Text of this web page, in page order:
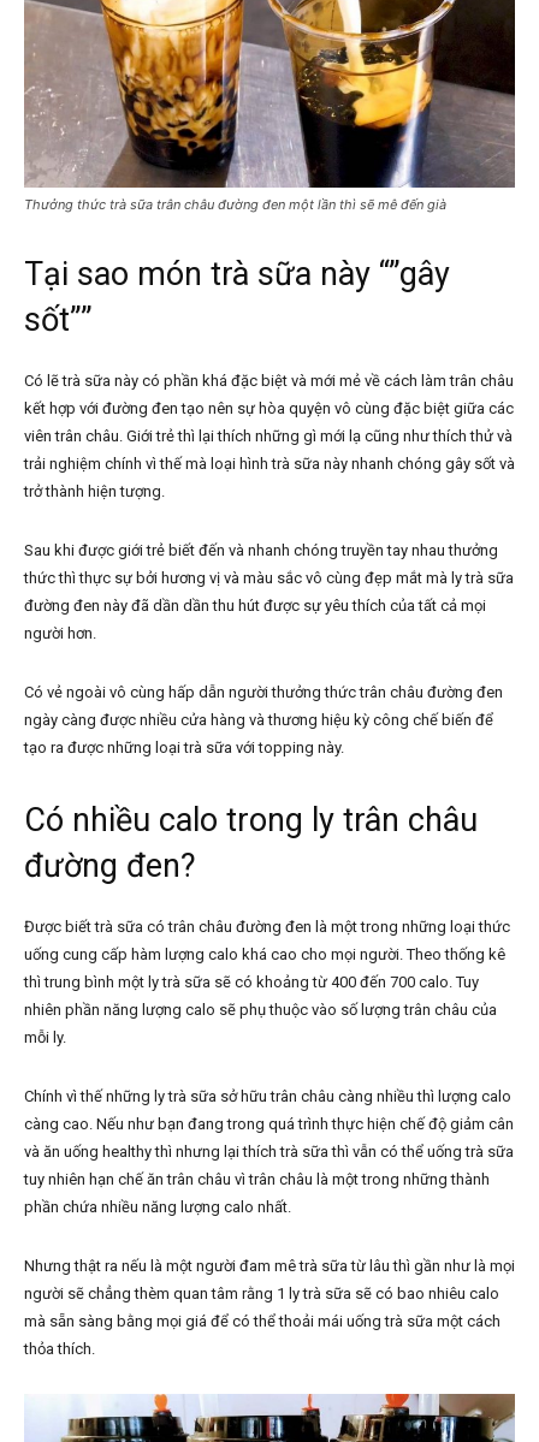
Thưởng thức trà sữa trân châu đường đen một lần thì sẽ mê đến già
Tại sao món trà sữa này “”gây
sốt””
Có lẽ trà sữa này có phần khá đặc biệt và mới mẻ về cách làm trân châu
kết hợp với đường đen tạo nên sự hòa quyện vô cùng đặc biệt giữa các
viên trân châu. Giới trẻ thì lại thích những gì mới lạ cũng như thích thử và
trải nghiệm chính vì thế mà loại hình trà sữa này nhanh chóng gây sốt và
trở thành hiện tượng.
Sau khi được giới trẻ biết đến và nhanh chóng truyền tay nhau thưởng
thức thì thực sự bởi hương vị và màu sắc vô cùng đẹp mắt mà ly trà sữa
đường đen này đã dần dần thu hút được sự yêu thích của tất cả mọi
người hơn.
Có vẻ ngoài vô cùng hấp dẫn người thưởng thức trân châu đường đen
ngày càng được nhiều cửa hàng và thương hiệu kỳ công chế biến để
tạo ra được những loại trà sữa với topping này.
Có nhiều calo trong ly trân châu
đường đen?
Được biết trà sữa có trân châu đường đen là một trong những loại thức
uống cung cấp hàm lượng calo khá cao cho mọi người. Theo thống kê
thì trung bình một ly trà sữa sẽ có khoảng từ 400 đến 700 calo. Tuy
nhiên phần năng lượng calo sẽ phụ thuộc vào số lượng trân châu của
mỗi ly.
Chính vì thế những ly trà sữa sở hữu trân châu càng nhiều thì lượng calo
càng cao. Nếu như bạn đang trong quá trình thực hiện chế độ giảm cân
và ăn uống healthy thì nhưng lại thích trà sữa thì vẫn có thể uống trà sữa
tuy nhiên hạn chế ăn trân châu vì trân châu là một trong những thành
phần chứa nhiều năng lượng calo nhất.
Nhưng thật ra nếu là một người đam mê trà sữa từ lâu thì gần như là mọi
người sẽ chẳng thèm quan tâm rằng 1 ly trà sữa sẽ có bao nhiêu calo
mà sẵn sàng bằng mọi giá để có thể thoải mái uống trà sữa một cách
thỏa thích.